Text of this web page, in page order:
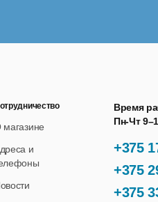
+375
+375
+375
Время
Пн-Чт
и